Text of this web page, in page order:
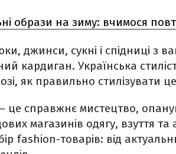
образи на зиму: вчимося
джинси, сукні і спідниці з
кардиган. Українська
як правильно стилізувати
це справжнє мистецтво,
магазинів одягу, взуття
fashion-товарів: від